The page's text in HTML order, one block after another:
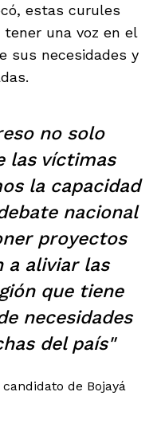
estas curules
una voz en el
sus necesidades y
no solo
las víctimas
la capacidad
nacional
proyectos
a aliviar las
que tiene
necesidades
del país"
de Bojayá